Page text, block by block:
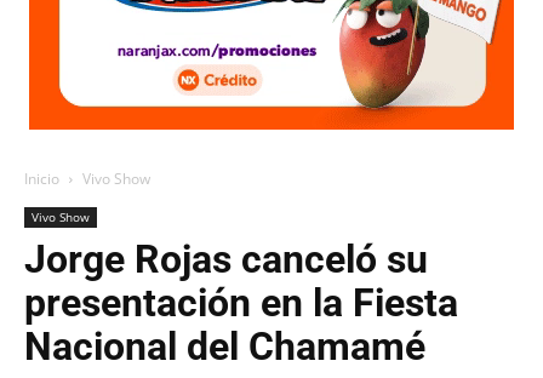
Inicio Vivo Show
Vivo Show
Jorge Rojas canceló su
presentación en la Fiesta
Nacional del Chamamé